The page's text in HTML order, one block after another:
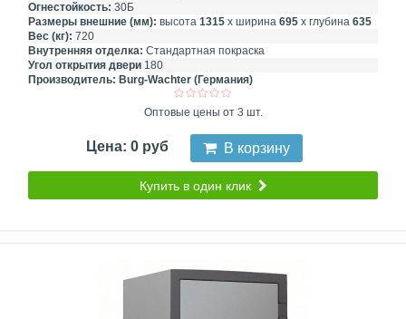
Огнестойкость: 30Б
Размеры внешние (мм): высота 1315 х ширина 695 х глубина 635
Вес (кг): 720
Внутренняя отделка: Стандартная покраска
Угол открытия двери 180
Производитель: Burg-Wachter (Германия)
Оптовые цены от 3 шт.
Цена: 0 руб В корзину
Купить в один клик